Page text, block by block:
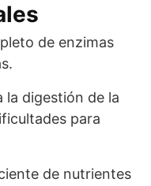
de enzimas
la digestión de la
para
de nutrientes